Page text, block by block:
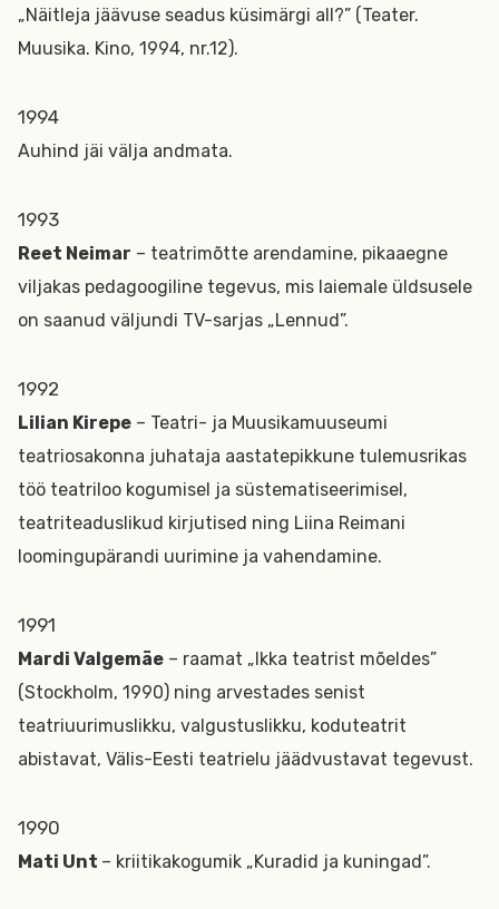
„Näitleja jäävuse seadus küsimärgi all?” (Teater.
Muusika. Kino, 1994, nr.12).
1994
Auhind jäi välja andmata.
1993
Reet Neimar – teatrimõtte arendamine, pikaaegne
viljakas pedagoogiline tegevus, mis laiemale üldsusele
on saanud väljundi TV-sarjas „Lennud”.
1992
Lilian Kirepe – Teatri- ja Muusikamuuseumi
teatriosakonna juhataja aastatepikkune tulemusrikas
töö teatriloo kogumisel ja süstematiseerimisel,
teatriteaduslikud kirjutised ning Liina Reimani
loomingupärandi uurimine ja vahendamine.
1991
Mardi Valgemäe – raamat „Ikka teatrist mõeldes”
(Stockholm, 1990) ning arvestades senist
teatriuurimuslikku, valgustuslikku, koduteatrit
abistavat, Välis-Eesti teatrielu jäädvustavat tegevust.
1990
Mati Unt – kriitikakogumik „Kuradid ja kuningad”.